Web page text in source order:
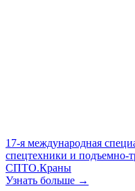
17-я международная
спецтехники и подъемно-
СПТО.Краны
Узнать больше →